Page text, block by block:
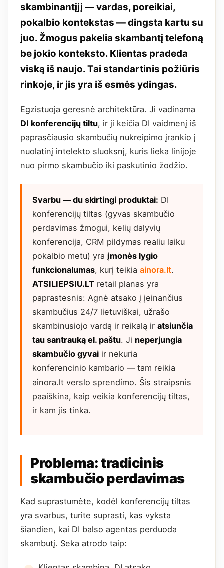
skambinantįjį — vardas, poreikiai,
pokalbio kontekstas — dingsta kartu su
juo. Žmogus pakelia skambantį telefoną
be jokio konteksto. Klientas pradeda
viską iš naujo. Tai standartinis požiūris
rinkoje, ir jis yra iš esmės ydingas.
Egzistuoja geresnė architektūra. Ji vadinama
DI konferencijų tiltu, ir ji keičia DI vaidmenį iš
paprasčiausio skambučių nukreipimo įrankio į
nuolatinį intelekto sluoksnį, kuris lieka linijoje
nuo pirmo skambučio iki paskutinio žodžio.
Svarbu — du skirtingi produktai: DI
konferencijų tiltas (gyvas skambučio
perdavimas žmogui, kelių dalyvių
konferencija, CRM pildymas realiu laiku
pokalbio metu) yra įmonės lygio
funkcionalumas, kurį teikia ainora.lt.
ATSILIEPSIU.LT retail planas yra
paprastesnis: Agnė atsako į įeinančius
skambučius 24/7 lietuviškai, užrašo
skambinusiojo vardą ir reikalą ir atsiunčia
tau santrauką el. paštu. Ji neperjungia
skambučio gyvai ir nekuria
konferencinio kambario — tam reikia
ainora.lt verslo sprendimo. Šis straipsnis
paaiškina, kaip veikia konferencijų tiltas,
ir kam jis tinka.
Problema: tradicinis
skambučio perdavimas
Kad suprastumėte, kodėl konferencijų tiltas
yra svarbus, turite suprasti, kas vyksta
šiandien, kai DI balso agentas perduoda
skambutį. Seka atrodo taip: